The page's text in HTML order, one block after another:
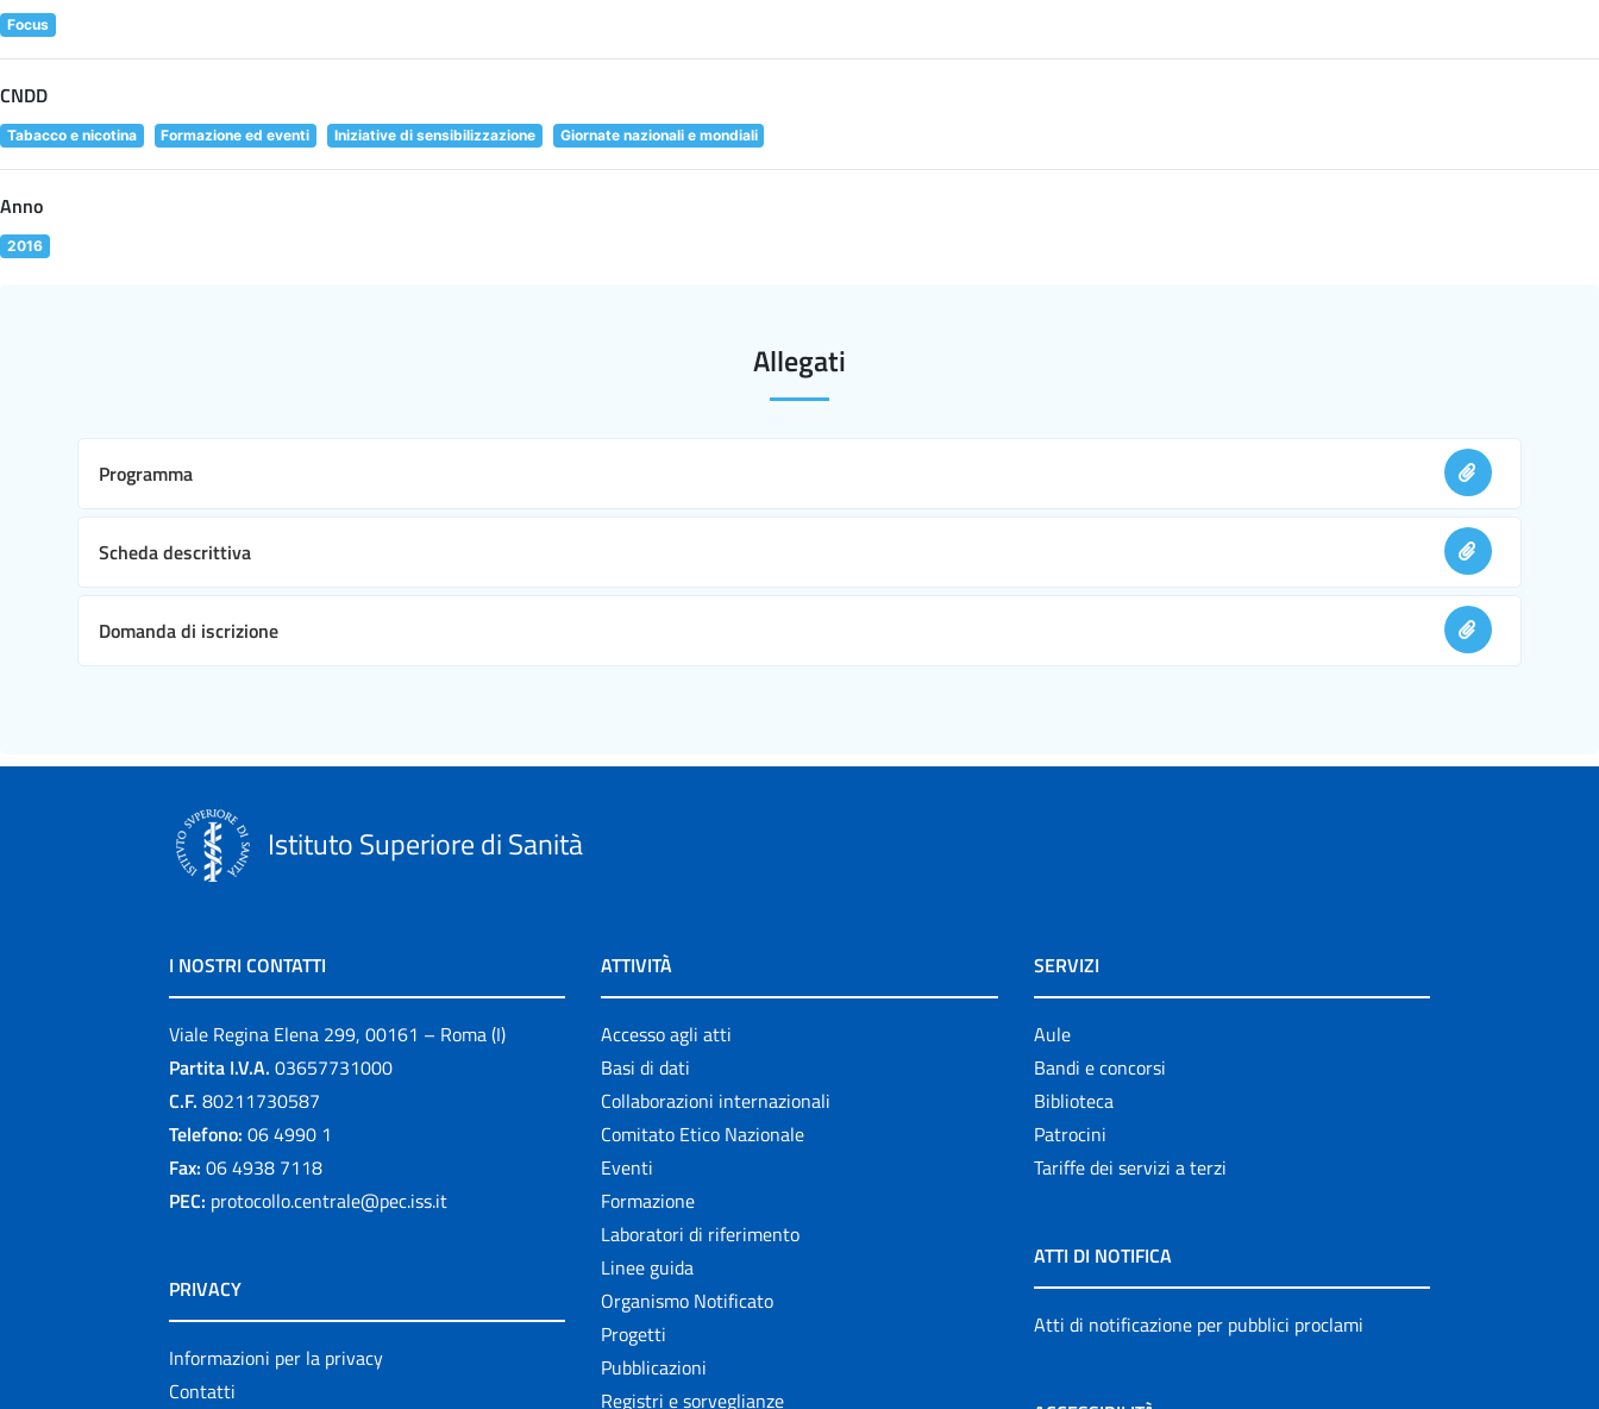
Focus
CNDD
Tabacco e nicotina Formazione ed eventi Iniziative di sensibilizzazione Giornate nazionali e mondiali
Anno
2016
Allegati
Programma
Scheda descrittiva
Domanda di iscrizione
Istituto Superiore di Sanità
I NOSTRI CONTATTI
Viale Regina Elena 299, 00161 – Roma (I)
Partita I.V.A. 03657731000
C.F. 80211730587
Telefono: 06 4990 1
Fax: 06 4938 7118
PEC: protocollo.centrale@pec.iss.it
PRIVACY
Informazioni per la privacy
Contatti
ATTIVITÀ
Accesso agli atti
Basi di dati
Collaborazioni internazionali
Comitato Etico Nazionale
Eventi
Formazione
Laboratori di riferimento
Linee guida
Organismo Notificato
Progetti
Pubblicazioni
Registri e sorveglianze
SERVIZI
Aule
Bandi e concorsi
Biblioteca
Patrocini
Tariffe dei servizi a terzi
ATTI DI NOTIFICA
Atti di notificazione per pubblici proclami